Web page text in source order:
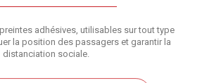
adhésives, utilisables sur tout type
la position des passagers et garantir la
distanciation sociale.